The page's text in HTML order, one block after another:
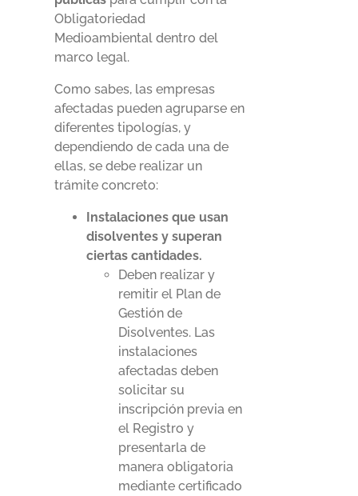
Obligatoriedad
Medioambiental dentro del
marco legal.
Como sabes, las empresas
afectadas pueden agruparse en
diferentes tipologías, y
dependiendo de cada una de
ellas, se debe realizar un
trámite concreto:
Instalaciones que usan
disolventes y superan
ciertas cantidades.
Deben realizar y
remitir el Plan de
Gestión de
Disolventes. Las
instalaciones
afectadas deben
solicitar su
inscripción previa en
el Registro y
presentarla de
manera obligatoria
mediante certificado